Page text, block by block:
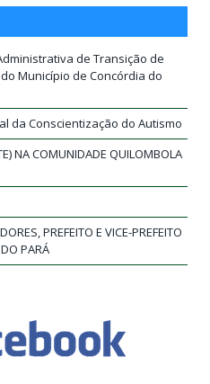
de Transição de
Município de Concórdia do
da Conscientização do Autismo
NA COMUNIDADE QUILOMBOLA
PREFEITO E VICE-PREFEITO
PARÁ